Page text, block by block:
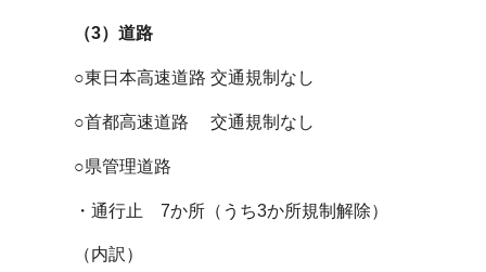
（3）道路
○東日本高速道路 交通規制なし
○首都高速道路 交通規制なし
○県管理道路
・通行止 7か所（うち3か所規制解除）
（内訳）